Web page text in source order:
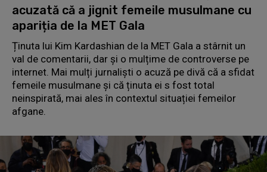
acuzată că a jignit femeile musulmane cu
apariția de la MET Gala
Ținuta lui Kim Kardashian de la MET Gala a stârnit un
val de comentarii, dar și o mulțime de controverse pe
internet. Mai mulți jurnaliști o acuză pe divă că a sfidat
femeile musulmane și că ținuta ei s fost total
neinspirată, mai ales în contextul situației femeilor
afgane.